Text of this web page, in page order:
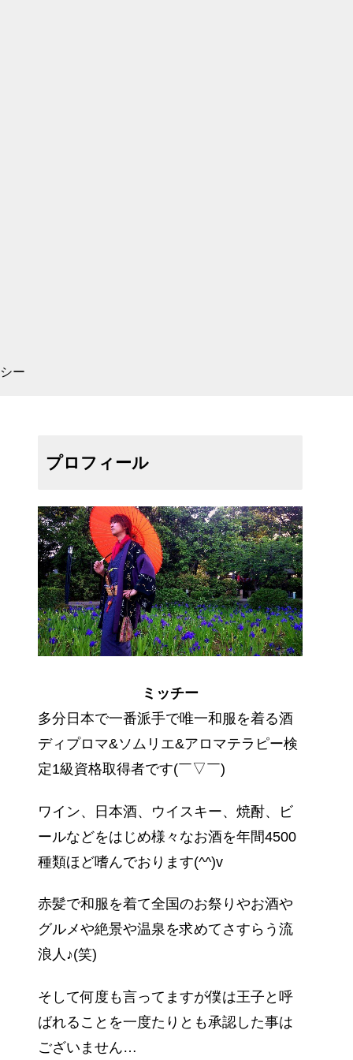
ー
プロフィール
ミッチー
多分日本で一番派手で唯一和服を着る酒
ディプロマ&ソムリエ&アロマテラピー検
定1級資格取得者です(￣▽￣)
ワイン、日本酒、ウイスキー、焼酎、ビ
ールなどをはじめ様々なお酒を年間4500
種類ほど嗜んでおります(^^)v
赤髪で和服を着て全国のお祭りやお酒や
グルメや絶景や温泉を求めてさすらう流
浪人♪(笑)
そして何度も言ってますが僕は王子と呼
ばれることを一度たりとも承認した事は
ございません…